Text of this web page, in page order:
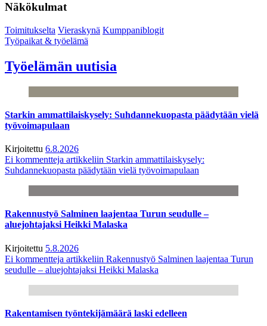
Näkökulmat
Toimitukselta Vieraskynä Kumppaniblogit
Työpaikat & työelämä
Työelämän uutisia
Starkin ammattilaiskysely: Suhdannekuopasta päädytään vielä
työvoimapulaan
Kirjoitettu 6.8.2026
Ei kommentteja artikkeliin Starkin ammattilaiskysely:
Suhdannekuopasta päädytään vielä työvoimapulaan
Rakennustyö Salminen laajentaa Turun seudulle –
aluejohtajaksi Heikki Malaska
Kirjoitettu 5.8.2026
Ei kommentteja artikkeliin Rakennustyö Salminen laajentaa Turun
seudulle – aluejohtajaksi Heikki Malaska
Rakentamisen työntekijämäärä laski edelleen